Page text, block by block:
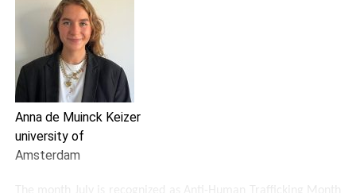
Anna de Muinck Keizer
university of
Amsterdam